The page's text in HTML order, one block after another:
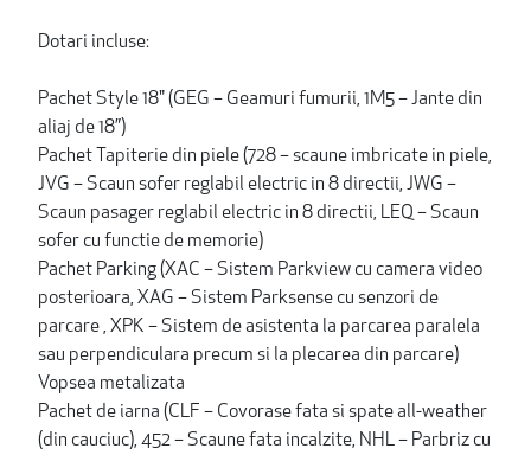
Dotari incluse:
Pachet Style 18" (GEG – Geamuri fumurii, 1M5 – Jante din
aliaj de 18”)
Pachet Tapiterie din piele (728 – scaune imbricate in piele,
JVG – Scaun sofer reglabil electric in 8 directii, JWG –
Scaun pasager reglabil electric in 8 directii, LEQ – Scaun
sofer cu functie de memorie)
Pachet Parking (XAC – Sistem Parkview cu camera video
posterioara, XAG – Sistem Parksense cu senzori de
parcare , XPK – Sistem de asistenta la parcarea paralela
sau perpendiculara precum si la plecarea din parcare)
Vopsea metalizata
Pachet de iarna (CLF – Covorase fata si spate all-weather
(din cauciuc), 452 – Scaune fata incalzite, NHL – Parbriz cu